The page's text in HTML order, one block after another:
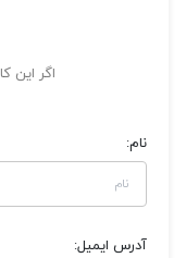
اگر این
نام:
آدرس ایمیل: